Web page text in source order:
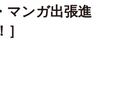
マンガ出張進